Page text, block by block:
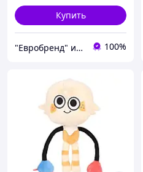
Купить
"Евробренд" интернет-магазин 100%